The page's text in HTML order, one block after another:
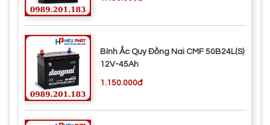
Bình Ắc Quy Đồng Nai CMF 50B24L(S)
12V-45Ah
1.150.000đ